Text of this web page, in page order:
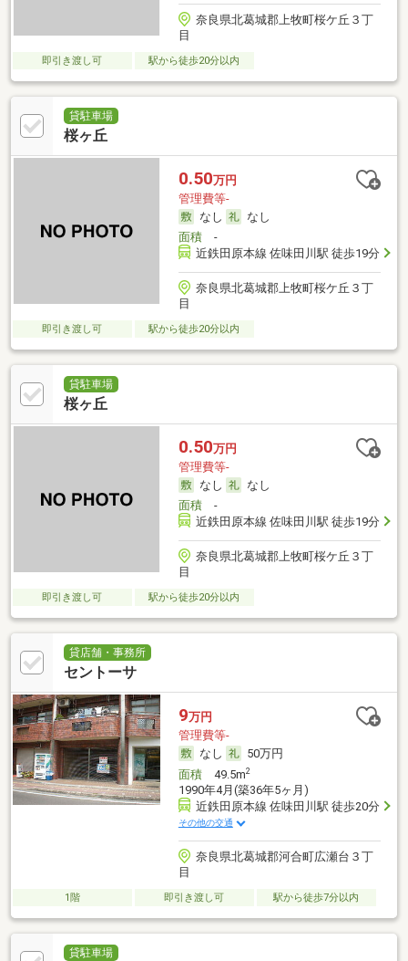
奈良県北葛城郡上牧町桜ケ丘３丁
目
即引き渡し可 駅から徒歩20分以内
貸駐車場
桜ヶ丘
0.50万円
管理費等-
なし
なし
面積-
近鉄田原本線 佐味田川駅 徒歩19分
奈良県北葛城郡上牧町桜ケ丘３丁
目
即引き渡し可 駅から徒歩20分以内
貸駐車場
桜ヶ丘
0.50万円
管理費等-
なし
なし
面積-
近鉄田原本線 佐味田川駅 徒歩19分
奈良県北葛城郡上牧町桜ケ丘３丁
目
即引き渡し可 駅から徒歩20分以内
貸店舗・事務所
セントーサ
9万円
管理費等-
なし
50万円
面積49.5m2
1990年4月(築36年5ヶ月)
近鉄田原本線 佐味田川駅 徒歩20分
その他の交通
奈良県北葛城郡河合町広瀬台３丁
目
1階 即引き渡し可 駅から徒歩7分以内
貸駐車場